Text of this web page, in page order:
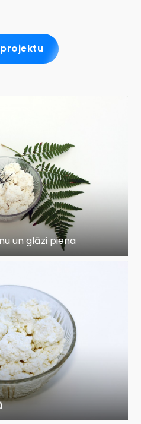
un glāzi piena